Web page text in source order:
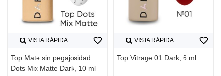
VISTA RÁPIDA
Top Mate sin pegajosidad
Dots Mix Matte Dark, 10 ml
favorite_border VISTA RÁPIDA
Top Vitrage 01 Dark, 6 ml
favorite_border